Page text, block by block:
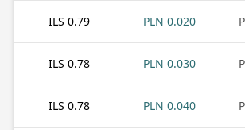
0.020 PLN
0.79 ILS
0.030 PLN
0.78 ILS
0.040 PLN
0.78 ILS